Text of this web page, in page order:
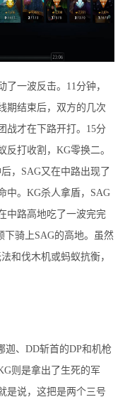
一波反击。11分钟，
期结束后，双方的几次
战才在下路开打。15分
打收割，KG零换二。
，SAG又在中路出现了
。KG杀人拿盾，SAG
中路高地吃了一波完完
骑上SAG的高地。虽然
和伐木机或蚂蚁抗衡，
、DD斩首的DP和机枪
则是拿出了生死的军
是说，这把是两个三号